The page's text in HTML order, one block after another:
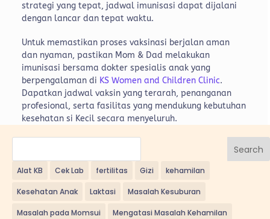
strategi yang tepat, jadwal imunisasi dapat dijalani
dengan lancar dan tepat waktu.
Untuk memastikan proses vaksinasi berjalan aman
dan nyaman, pastikan Mom & Dad melakukan
imunisasi bersama dokter spesialis anak yang
berpengalaman di KS Women and Children Clinic.
Dapatkan jadwal vaksin yang terarah, penanganan
profesional, serta fasilitas yang mendukung kebutuhan
kesehatan si Kecil secara menyeluruh.
Search
Alat KB Cek Lab fertilitas Gizi kehamilan
Kesehatan Anak Laktasi Masalah Kesuburan
Masalah pada Momsui Mengatasi Masalah Kehamilan